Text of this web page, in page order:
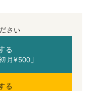
さい
る
¥500」
る